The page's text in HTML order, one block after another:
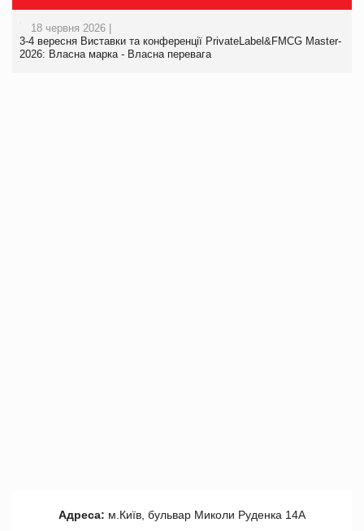
18 червня 2026 |
3-4 вересня Виставки та конференції PrivateLabel&FMCG Master-
2026: Власна марка - Власна перевага
Адреса: м.Київ, бульвар Миколи Руденка 14А